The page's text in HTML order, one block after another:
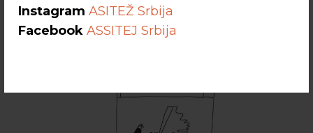
Instagram ASITEŽ Srbija
Facebook ASSITEJ Srbija